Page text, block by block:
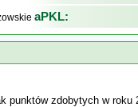
aPKL:
punktów zdobytych w roku